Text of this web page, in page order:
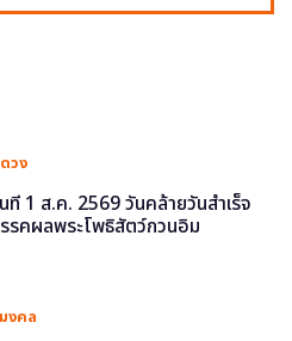
วง
ที่ 1 ส.ค. 2569 วันคล้ายวันสำเร็จ
รคผลพระโพธิสัตว์กวนอิม
งคล